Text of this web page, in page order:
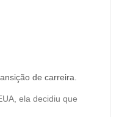
de carreira.
ela decidiu que